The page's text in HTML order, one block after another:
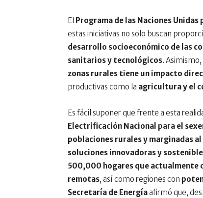
El Programa de las Naciones
estas iniciativas no solo buscan
desarrollo socioeconómico de las
sanitarios y tecnológicos. Asimismo,
zonas rurales tiene un impacto
productivas como la agricultura y el
Es fácil suponer que frente a esta
Electrificación Nacional para el
poblaciones rurales y marginadas
soluciones innovadoras y
500,000 hogares que actualmente
remotas, así como regiones con
Secretaría de Energíaafirmó que,